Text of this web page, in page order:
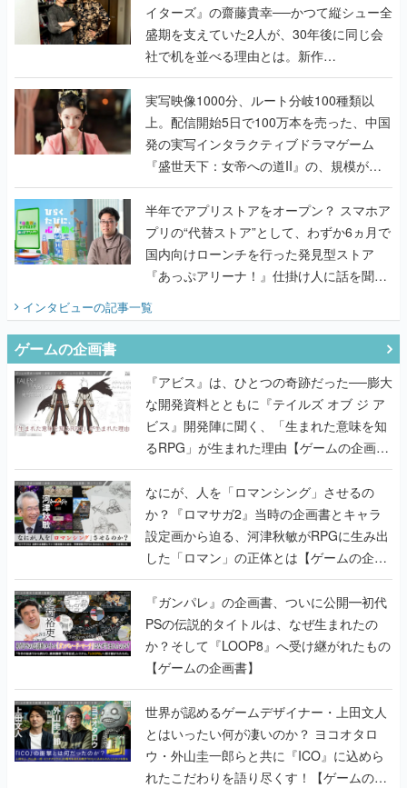
イターズ』の齋藤貴幸──かつて縦シュー全
盛期を支えていた2人が、30年後に同じ会
社で机を並べる理由とは。新作
『TATSUJIN EXTREME』で初タッグを組
んだレジェンド2人に訊く開発秘話
実写映像1000分、ルート分岐100種類以
上。配信開始5日で100万本を売った、中国
発の実写インタラクティブドラマゲーム
『盛世天下：女帝への道II』の、規模が違
うこだわりをプロデューサーに聞いた
半年でアプリストアをオープン？ スマホア
プリの“代替ストア”として、わずか6ヵ月で
国内向けローンチを行った発見型ストア
『あっぷアリーナ！』仕掛け人に話を聞い
インタビューの記事一覧
ゲームの企画書
『アビス』は、ひとつの奇跡だった──膨大
な開発資料とともに『テイルズ オブ ジ ア
ビス』開発陣に聞く、「生まれた意味を知
るRPG」が生まれた理由【ゲームの企画
書】
なにが、人を「ロマンシング」させるの
か？『ロマサガ2』当時の企画書とキャラ
設定画から迫る、河津秋敏がRPGに生み出
した「ロマン」の正体とは【ゲームの企画
書】
『ガンパレ』の企画書、ついに公開━初代
PSの伝説的タイトルは、なぜ生まれたの
か？そして『LOOP8』へ受け継がれたもの
【ゲームの企画書】
世界が認めるゲームデザイナー・上田文人
とはいったい何が凄いのか？ ヨコオタロ
ウ・外山圭一郎らと共に『ICO』に込めら
れたこだわりを語り尽くす！【ゲームの企